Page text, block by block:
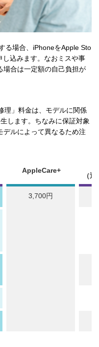
る場合、iPhoneをApple Sto
込みます。なおミスや事
場合は一定額の自己負担が
理」料金は、モデルに関係
します。ちなみに保証対象
デルによって異なるため注
AppleCare+
（
3,700円